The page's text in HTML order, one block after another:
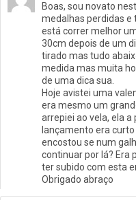
Boas, sou novato
medalhas perdidas e
está correr melhor
30cm depois de um
tirado mas tudo
medida mas muita
de uma dica sua.
Hoje avistei uma
era mesmo um
arrepiei ao vela, ela
lançamento era
encostou se num
continuar por lá? Era
ter subido com esta
Obrigado abraço